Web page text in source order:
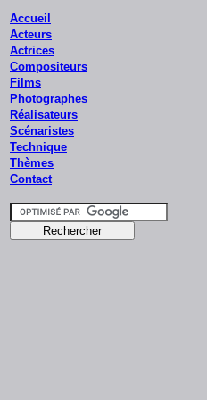
Accueil
Acteurs
Actrices
Compositeurs
Films
Photographes
Réalisateurs
Scénaristes
Technique
Thèmes
Contact